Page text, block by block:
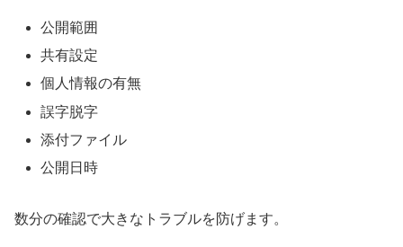
公開範囲
共有設定
個人情報の有無
誤字脱字
添付ファイル
公開日時
数分の確認で大きなトラブルを防げます。